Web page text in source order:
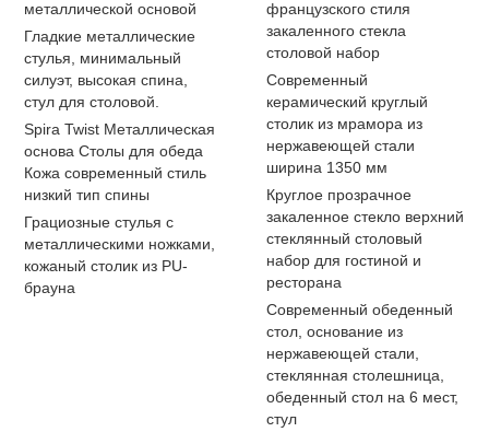
металлической основой
Гладкие металлические
стулья, минимальный
силуэт, высокая спина,
стул для столовой.
Spira Twist Металлическая
основа Столы для обеда
Кожа современный стиль
низкий тип спины
Грациозные стулья с
металлическими ножками,
кожаный столик из PU-
брауна
французского стиля
закаленного стекла
столовой набор
Современный
керамический круглый
столик из мрамора из
нержавеющей стали
ширина 1350 мм
Круглое прозрачное
закаленное стекло верхний
стеклянный столовый
набор для гостиной и
ресторана
Современный обеденный
стол, основание из
нержавеющей стали,
стеклянная столешница,
обеденный стол на 6 мест,
стул